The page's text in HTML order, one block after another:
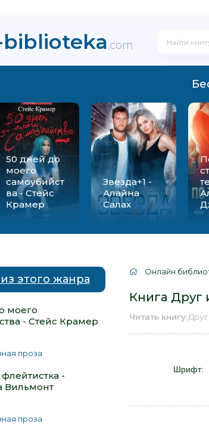
.com
50 дней до
моего
самоубийст
ва - Стейс
Крамер
Звезда+1 -
Алайна
Салах
этого жанра
моего
- Стейс Крамер
проза
-
Вильмонт
проза
Онлайн
Книга Друг
Читать книгу
Шрифт: